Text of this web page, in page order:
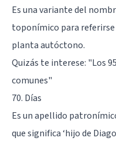
Es una variante del
toponímico para referirse
planta autóctono.
Quizás te interese: "Los
comunes"
70. Días
Es un apellido
que significa ‘hijo de